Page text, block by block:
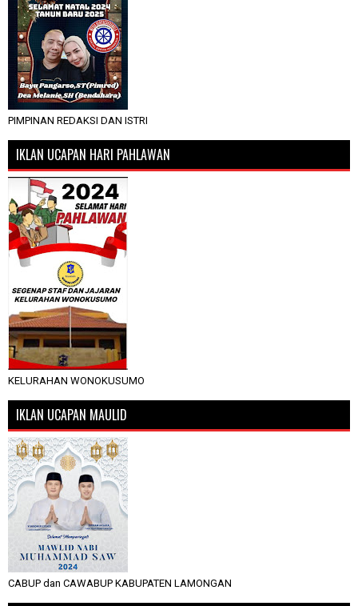
PIMPINAN REDAKSI DAN ISTRI
IKLAN UCAPAN HARI PAHLAWAN
KELURAHAN WONOKUSUMO
IKLAN UCAPAN MAULID
CABUP dan CAWABUP KABUPATEN LAMONGAN